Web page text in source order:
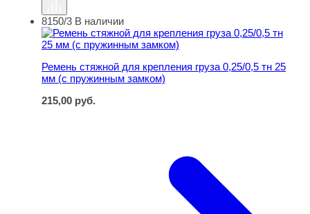
Ремень стяжной для крепления груза 0,25/0,5 тн 25
8150/3 В наличии
Ремень стяжной для крепления груза 0,25/0,5 тн 25
мм (с пружинным замком)
215,00 руб.